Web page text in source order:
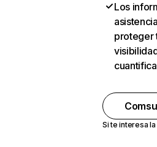
Los
proteger
Si te interesa